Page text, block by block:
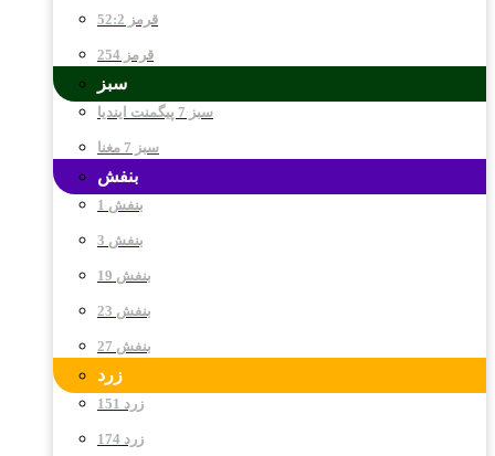
قرمز 52:2
قرمز 254
سبز
سبز 7 پیگمنت ایندیا
سبز 7 مغنا
بنفش
بنفش 1
بنفش 3
بنفش 19
بنفش 23
بنفش 27
زرد
زرد 151
زرد 174